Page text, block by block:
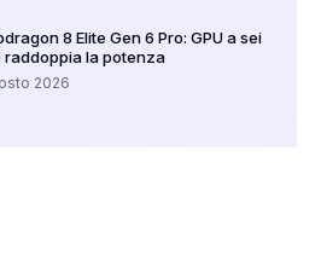
8 Elite Gen 6 Pro: GPU a sei
raddoppia la potenza
2026